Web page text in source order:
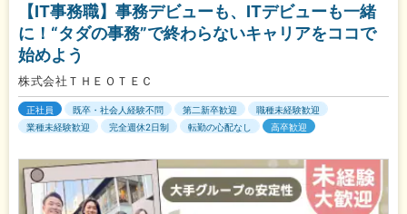
【IT事務職】事務デビューも、ITデビューも一緒
に！“タダの事務”で終わらないキャリアをココで
始めよう
株式会社ＴＨＥＯＴＥＣ
正社員 既卒・社会人経験不問 第二新卒歓迎
職種未経験歓迎
業種未経験歓迎
完全週休2日制 転勤の心配なし 高卒歓迎